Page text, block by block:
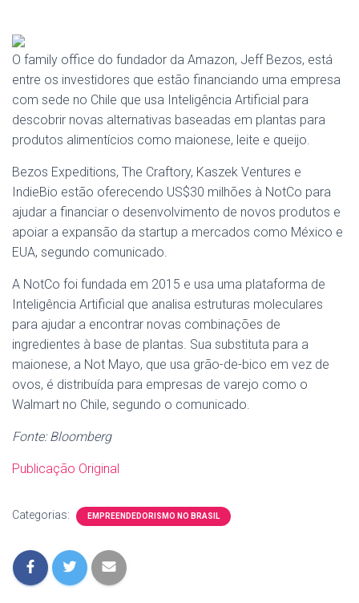
O family office do fundador da Amazon, Jeff Bezos, está
entre os investidores que estão financiando uma empresa
com sede no Chile que usa Inteligência Artificial para
descobrir novas alternativas baseadas em plantas para
produtos alimentícios como maionese, leite e queijo.
Bezos Expeditions, The Craftory, Kaszek Ventures e
IndieBio estão oferecendo US$30 milhões à NotCo para
ajudar a financiar o desenvolvimento de novos produtos e
apoiar a expansão da startup a mercados como México e
EUA, segundo comunicado.
A NotCo foi fundada em 2015 e usa uma plataforma de
Inteligência Artificial que analisa estruturas moleculares
para ajudar a encontrar novas combinações de
ingredientes à base de plantas. Sua substituta para a
maionese, a Not Mayo, que usa grão-de-bico em vez de
ovos, é distribuída para empresas de varejo como o
Walmart no Chile, segundo o comunicado.
Fonte: Bloomberg
Publicação Original
Categorias: EMPREENDEDORISMO NO BRASIL